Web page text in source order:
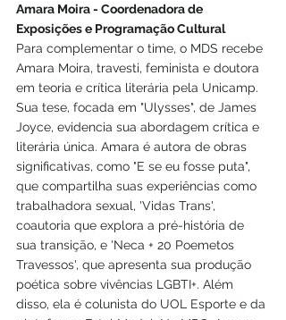
Amara Moira - Coordenadora de
Exposições e Programação Cultural
Para complementar o time, o MDS recebe
Amara Moira, travesti, feminista e doutora
em teoria e crítica literária pela Unicamp.
Sua tese, focada em "Ulysses", de James
Joyce, evidencia sua abordagem crítica e
literária única. Amara é autora de obras
significativas, como "E se eu fosse puta",
que compartilha suas experiências como
trabalhadora sexual, 'Vidas Trans',
coautoria que explora a pré-história de
sua transição, e 'Neca + 20 Poemetos
Travessos', que apresenta sua produção
poética sobre vivências LGBTI+. Além
disso, ela é colunista do UOL Esporte e da